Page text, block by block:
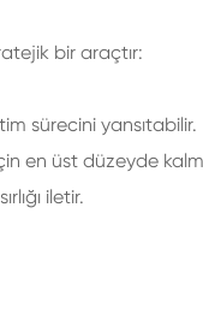
bir araçtır:
sürecini yansıtabilir.
en üst düzeyde
iletir.